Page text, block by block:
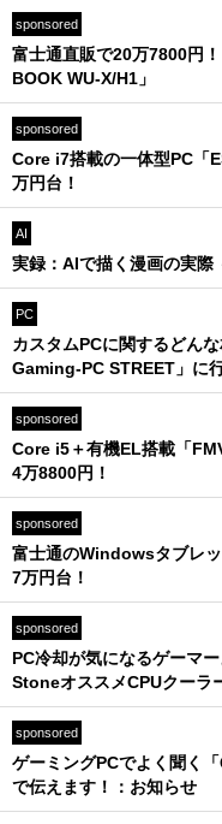
sponsored
富士通直販で20万7800円
BOOK WU-X/H1」
sponsored
Core i7搭載の一体型PC「
万円台！
AI
実録：AIで描く漫画の実際
PC
カスタムPCに関するどん
Gaming-PC STREET」に
sponsored
Core i5＋有機EL搭載「
4万8800円！
sponsored
富士通のWindowsタブレ
7万円台！
sponsored
PC冷却が気になるゲーマ
StoneオススメCPUクーラ
sponsored
ゲーミングPCでよく聞く
で伝えます！：お知らせ